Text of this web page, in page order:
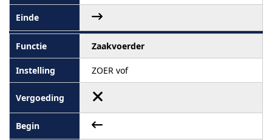
Zaakvoerder
ZOER vof